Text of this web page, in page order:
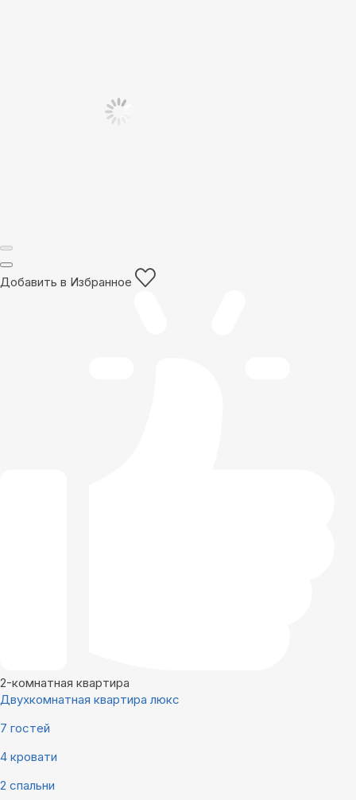
Добавить в Избранное
2-комнатная квартира
Двухкомнатная квартира люкс
7 гостей
4 кровати
2 спальни